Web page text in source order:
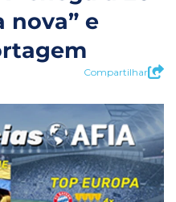
nova” e
Compartilhar